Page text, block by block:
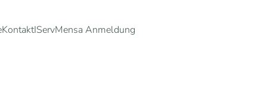
KontaktIServMensa Anmeldung